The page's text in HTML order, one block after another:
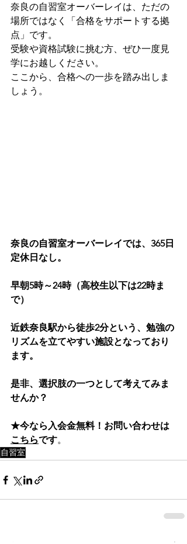
奈良の自習室オーバーレイは、ただの
場所ではなく「合格をサポートする拠
点」です。
受験や資格試験に挑む方、ぜひ一度見
学にお越しください。
ここから、合格への一歩を踏み出しま
しょう。
奈良の自習室オーバーレイでは、365日
定休日なし。
早朝5時～24時（高校生以下は22時ま
で）
近鉄奈良駅から徒歩2分という、勉強の
リズムを立てやすい施設となっており
ます。
是非、選択肢の一つとして考えてみま
せんか？
★今なら入会金無料！お問い合わせは
こちらです。
自習室